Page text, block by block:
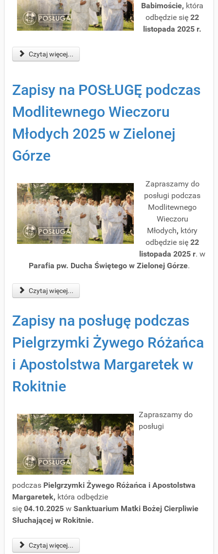
Babimoście, która
odbędzie się 22
listopada 2025 r.
Czytaj więcej...
Zapisy na POSŁUGĘ podczas
Modlitewnego Wieczoru
Młodych 2025 w Zielonej
Górze
Zapraszamy do
posługi podczas
Modlitewnego
Wieczoru
Młodych, który
odbędzie się 22
listopada 2025 r. w
Parafia pw. Ducha Świętego w Zielonej Górze.
Czytaj więcej...
Zapisy na posługę podczas
Pielgrzymki Żywego Różańca
i Apostolstwa Margaretek w
Rokitnie
Zapraszamy do
posługi
podczas Pielgrzymki Żywego Różańca i Apostolstwa
Margaretek, która odbędzie
się 04.10.2025 w Sanktuarium Matki Bożej Cierpliwie
Słuchającej w Rokitnie.
Czytaj więcej...